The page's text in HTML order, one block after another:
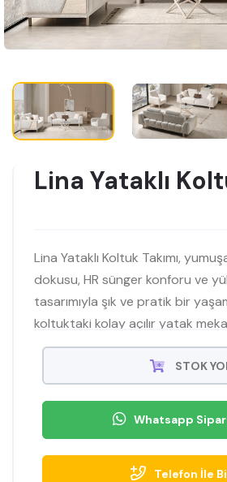
Lina Yataklı
Lina Yataklı Koltuk Takımı,
dokusu, HR sünger konforu ve
tasarımıyla şık ve pratik bir
koltuktaki kolay açılır yatak
anında ek konfor sağlar; leke
günlük bakımını zahmetsiz kılar.
STOK
Whatsapp
Telefon İle